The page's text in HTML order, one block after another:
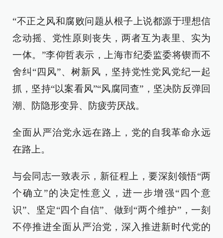
“不正之风和腐败问题从根子上说都源于理想信
念动摇、党性原则丧失，两者互为表里、实为
一体。”李仰哲表示，上海市纪委监委将锲而不
舍纠“四风”、树新风，坚持党性党风党纪一起
抓，坚持“以案看风”“风腐同查”，坚决防反弹回
潮、防隐形变异、防疲劳厌战。
全面从严治党永远在路上，党的自我革命永远
在路上。
与会同志一致表示，新征程上，要深刻领悟“两
个确立”的决定性意义，进一步增强“四个意
识”、坚定“四个自信”、做到“两个维护”，一刻
不停推进全面从严治党，深入推进新时代党的